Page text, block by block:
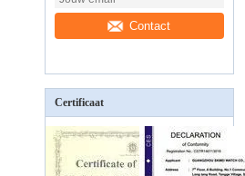
Contact
Certificaat